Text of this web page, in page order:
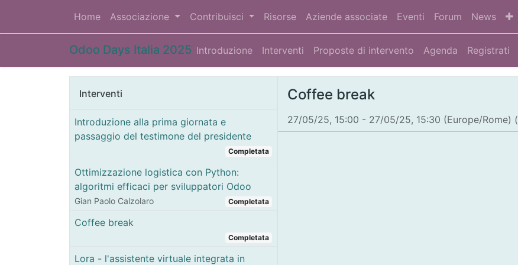
Home Associazione Contribuisci Risorse Aziende associate Eventi Forum News
Odoo Days Italia 2025 Introduzione Interventi Proposte di intervento Agenda Registrati
Interventi
Introduzione alla prima giornata e
passaggio del testimone del presidente
Completata
Ottimizzazione logistica con Python:
algoritmi efficaci per sviluppatori Odoo
Gian Paolo Calzolaro Completata
Coffee break
Completata
Lora - l'assistente virtuale integrata in
Coffee break
27/05/25, 15:00 - 27/05/25, 15:30 (Europe/Rome) (